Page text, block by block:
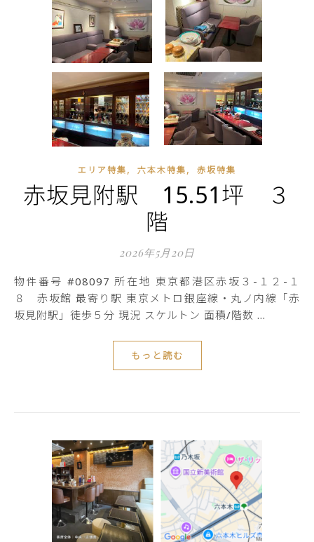
エリア特集, 六本木特集, 赤坂特集
赤坂見附駅 15.51坪 ３
階
2026年5月20日
物件番号 #08097 所在地 東京都港区赤坂３-１２-１
８ 赤坂館 最寄り駅 東京メトロ銀座線・丸ノ内線「赤
坂見附駅」徒歩５分 現況 スケルトン 面積/階数 …
もっと読む